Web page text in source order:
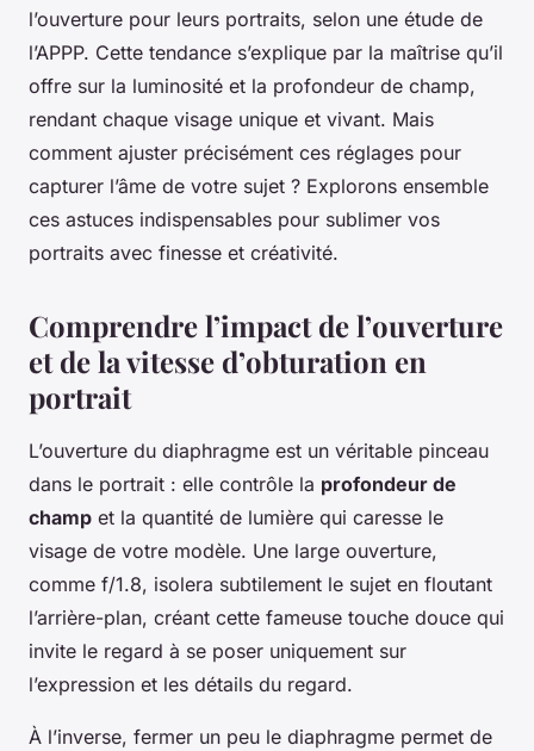
l’ouverture pour leurs portraits, selon une étude de
l’APPP. Cette tendance s’explique par la maîtrise qu’il
offre sur la luminosité et la profondeur de champ,
rendant chaque visage unique et vivant. Mais
comment ajuster précisément ces réglages pour
capturer l’âme de votre sujet ? Explorons ensemble
ces astuces indispensables pour sublimer vos
portraits avec finesse et créativité.
Comprendre l’impact de l’ouverture
et de la vitesse d’obturation en
portrait
L’ouverture du diaphragme est un véritable pinceau
dans le portrait : elle contrôle la profondeur de
champ et la quantité de lumière qui caresse le
visage de votre modèle. Une large ouverture,
comme f/1.8, isolera subtilement le sujet en floutant
l’arrière-plan, créant cette fameuse touche douce qui
invite le regard à se poser uniquement sur
l’expression et les détails du regard.
À l’inverse, fermer un peu le diaphragme permet de